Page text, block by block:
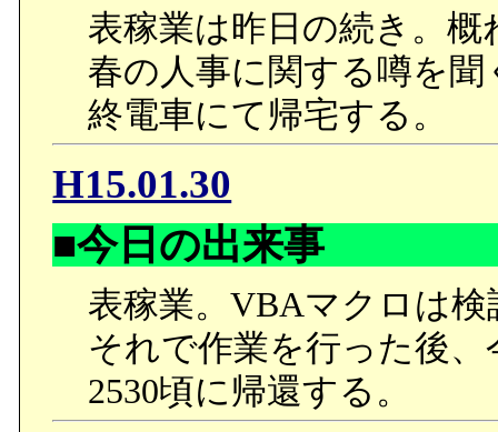
表稼業は昨日の続き。概
春の人事に関する噂を聞
終電車にて帰宅する。
H15.01.30
■今日の出来事
表稼業。VBAマクロは検
それで作業を行った後、
2530頃に帰還する。